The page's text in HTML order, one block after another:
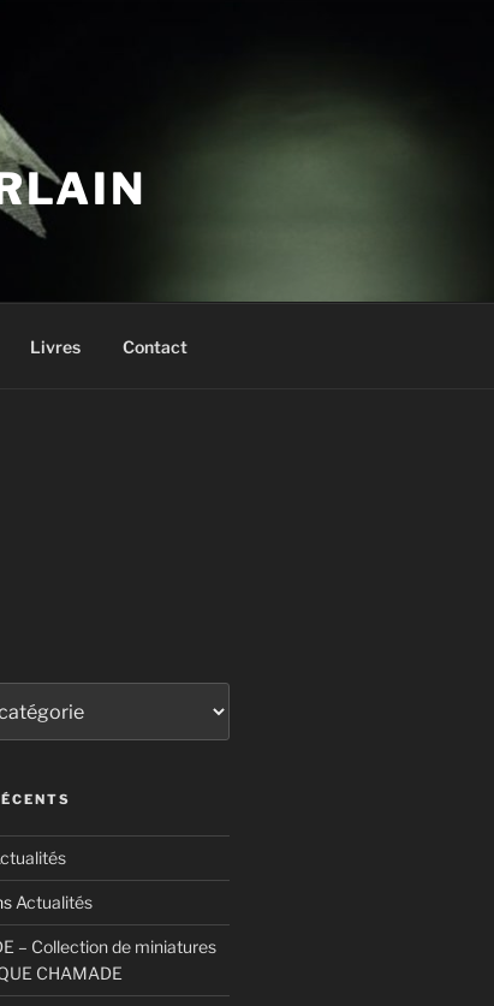
Livres Contact
Actualités
– Collection de miniatures
CHAMADE